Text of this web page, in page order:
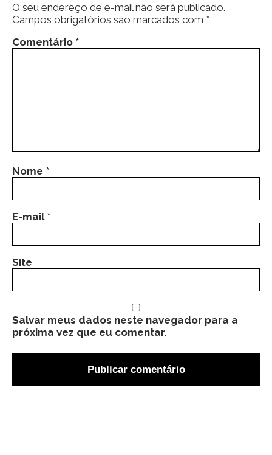
O seu endereço de e-mail não será publicado.
Campos obrigatórios são marcados com *
Comentário *
Nome *
E-mail *
Site
Salvar meus dados neste navegador para a
próxima vez que eu comentar.